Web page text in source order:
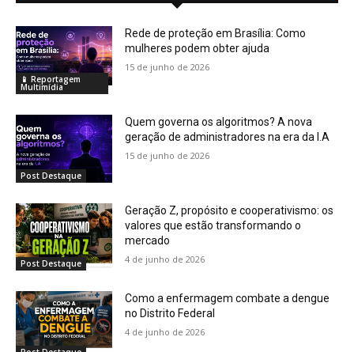
📱 Reportagem
Multimídia
Rede de proteção em Brasília: Como
mulheres podem obter ajuda
15 de junho de 2026
Post Destaque
Quem governa os algoritmos? A nova
geração de administradores na era da I.A
15 de junho de 2026
Post Destaque
Geração Z, propósito e cooperativismo: os
valores que estão transformando o
mercado
4 de junho de 2026
Como a enfermagem combate a dengue
no Distrito Federal
4 de junho de 2026